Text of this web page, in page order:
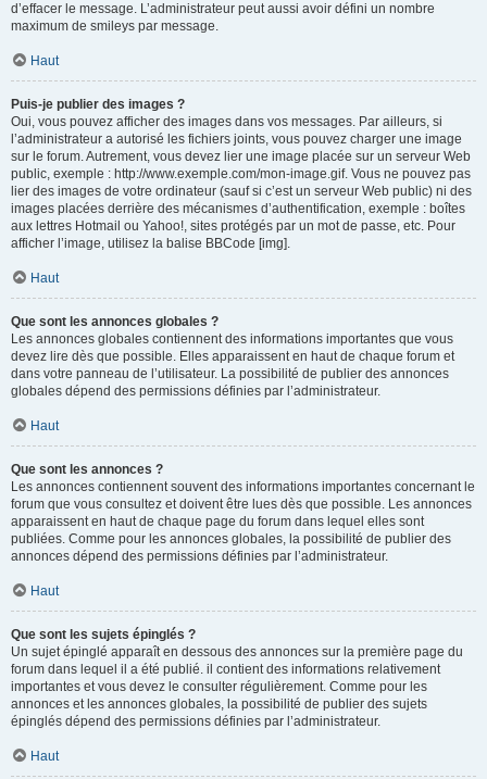
d’effacer le message. L’administrateur peut aussi avoir défini un nombre
maximum de smileys par message.
Haut
Puis-je publier des images ?
Oui, vous pouvez afficher des images dans vos messages. Par ailleurs, si
l’administrateur a autorisé les fichiers joints, vous pouvez charger une image
sur le forum. Autrement, vous devez lier une image placée sur un serveur Web
public, exemple : http://www.exemple.com/mon-image.gif. Vous ne pouvez pas
lier des images de votre ordinateur (sauf si c’est un serveur Web public) ni des
images placées derrière des mécanismes d’authentification, exemple : boîtes
aux lettres Hotmail ou Yahoo!, sites protégés par un mot de passe, etc. Pour
afficher l’image, utilisez la balise BBCode [img].
Haut
Que sont les annonces globales ?
Les annonces globales contiennent des informations importantes que vous
devez lire dès que possible. Elles apparaissent en haut de chaque forum et
dans votre panneau de l’utilisateur. La possibilité de publier des annonces
globales dépend des permissions définies par l’administrateur.
Haut
Que sont les annonces ?
Les annonces contiennent souvent des informations importantes concernant le
forum que vous consultez et doivent être lues dès que possible. Les annonces
apparaissent en haut de chaque page du forum dans lequel elles sont
publiées. Comme pour les annonces globales, la possibilité de publier des
annonces dépend des permissions définies par l’administrateur.
Haut
Que sont les sujets épinglés ?
Un sujet épinglé apparaît en dessous des annonces sur la première page du
forum dans lequel il a été publié. il contient des informations relativement
importantes et vous devez le consulter régulièrement. Comme pour les
annonces et les annonces globales, la possibilité de publier des sujets
épinglés dépend des permissions définies par l’administrateur.
Haut